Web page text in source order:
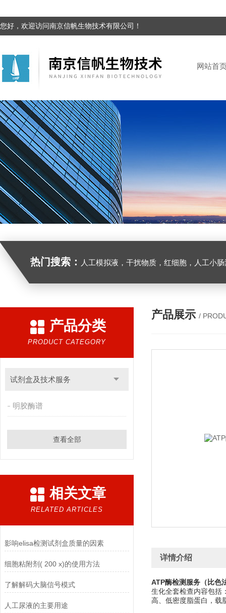
您好，欢迎访问南京信帆生物技术有限公司！
网站首
热门搜索： 人工模拟液，干扰物质，红细胞，人工小
产品分类
PRODUCT CATEGORY
试剂盒及技术服务
明胶酶谱
查看全部
相关文章
RELATED ARTICLES
影响elisa检测试剂盒质量的因素
细胞粘附剂( 200 x)的使用方法
了解解码大脑信号模式
人工尿液的主要用途
产品展示 /
详情介绍
ATP酶检测服务（比色
生化全套检查内容包括
高、低密度脂蛋白，载